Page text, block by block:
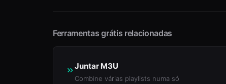
Ferramentas grátis relacionadas
Juntar M3U
Combine várias playlists numa só